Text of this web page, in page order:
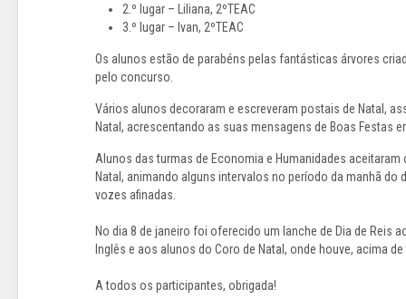
2.º lugar – Liliana, 2ºTEAC
3.º lugar – Ivan, 2ºTEAC
Os alunos estão de parabéns pelas fantásticas árvores
pelo concurso.
Vários alunos decoraram e escreveram postais de Natal,
Natal, acrescentando as suas mensagens de Boas Festas
Alunos das turmas de Economia e Humanidades aceitaram
Natal, animando alguns intervalos no período da manhã do
vozes afinadas.
No dia 8 de janeiro foi oferecido um lanche de Dia de Reis
Inglês e aos alunos do Coro de Natal, onde houve, acima
A todos os participantes, obrigada!